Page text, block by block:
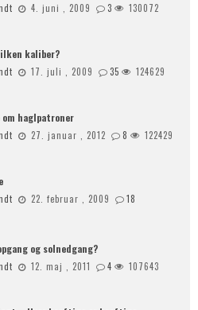
4. juni , 2009 3 130072
kaliber?
17. juli , 2009 35 124629
haglpatroner
27. januar , 2012 8 122429
22. februar , 2009
18
og solnedgang?
12. maj , 2011 4 107643